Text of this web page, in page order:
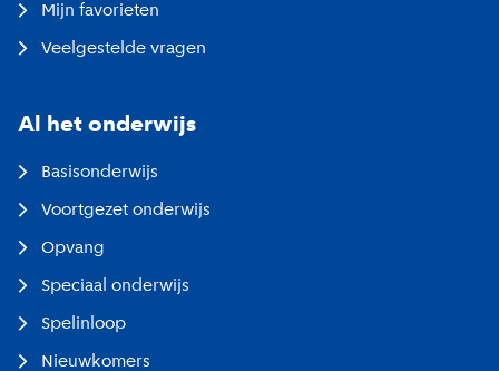
Mijn favorieten
Veelgestelde vragen
Al het onderwijs
Basisonderwijs
Voortgezet onderwijs
Opvang
Speciaal onderwijs
Spelinloop
Nieuwkomers